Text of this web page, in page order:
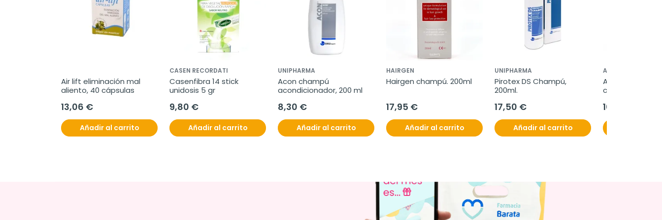
Air lift eliminación mal
aliento, 40 cápsulas
13,06 €
Añadir al carrito
CASEN RECORDATI
Casenfibra 14 stick
unidosis 5 gr
9,80 €
Añadir al carrito
UNIPHARMA
Acon champú
acondicionador, 200 ml
8,30 €
Añadir al carrito
HAIRGEN
Hairgen champú. 200ml
17,95 €
Añadir al carrito
UNIPHARMA
Pirotex DS Champú,
200ml.
17,50 €
Añadir al carrito
ATOPIC PIEL
Atopic piel
capilar, 200ml.
10,50 €